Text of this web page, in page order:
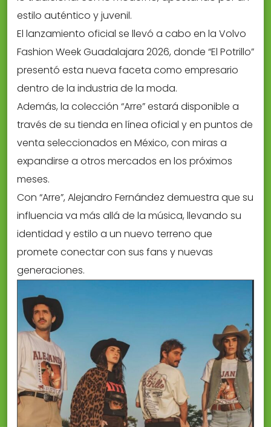
estilo auténtico y juvenil.
El lanzamiento oficial se llevó a cabo en la Volvo
Fashion Week Guadalajara 2026, donde “El Potrillo”
presentó esta nueva faceta como empresario
dentro de la industria de la moda.
Además, la colección “Arre” estará disponible a
través de su tienda en línea oficial y en puntos de
venta seleccionados en México, con miras a
expandirse a otros mercados en los próximos
meses.
Con “Arre”, Alejandro Fernández demuestra que su
influencia va más allá de la música, llevando su
identidad y estilo a un nuevo terreno que
promete conectar con sus fans y nuevas
generaciones.